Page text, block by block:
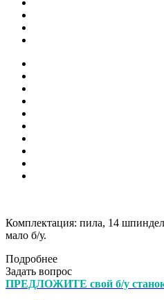
Комплектация: пила, 14
мало б/у.
Подробнее
Задать вопрос
ПРЕДЛОЖИТЕ свой б/у